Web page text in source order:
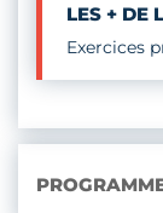
LES + DE
Exercices